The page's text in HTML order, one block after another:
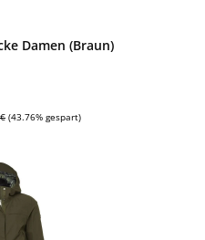
Damen (Braun)
Preis:
(43.76% gespart)